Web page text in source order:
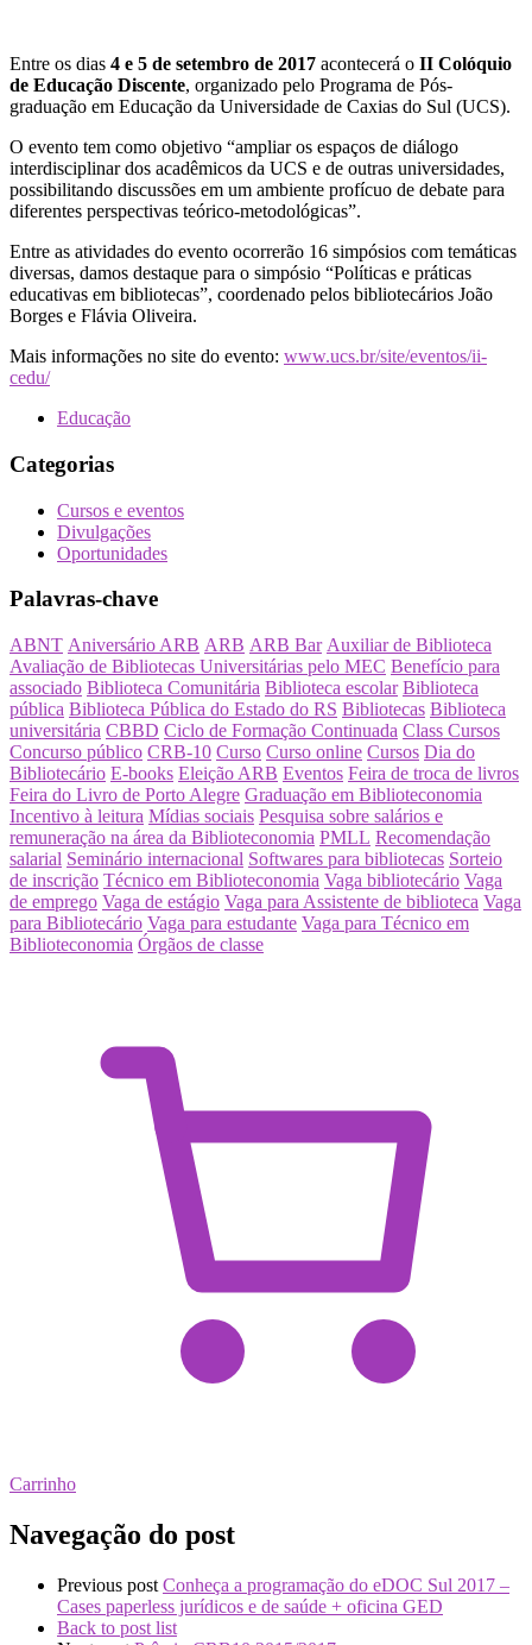
Entre os dias 4 e 5 de setembro de 2017 acontecerá o II Colóquio
de Educação Discente, organizado pelo Programa de Pós-
graduação em Educação da Universidade de Caxias do Sul (UCS).
O evento tem como objetivo “ampliar os espaços de diálogo
interdisciplinar dos acadêmicos da UCS e de outras universidades,
possibilitando discussões em um ambiente profícuo de debate para
diferentes perspectivas teórico-metodológicas”.
Entre as atividades do evento ocorrerão 16 simpósios com temáticas
diversas, damos destaque para o simpósio “Políticas e práticas
educativas em bibliotecas”, coordenado pelos bibliotecários João
Borges e Flávia Oliveira.
Mais informações no site do evento: www.ucs.br/site/eventos/ii-
cedu/
Educação
Categorias
Cursos e eventos
Divulgações
Oportunidades
Palavras-chave
ABNT Aniversário ARB ARB ARB Bar Auxiliar de Biblioteca
Avaliação de Bibliotecas Universitárias pelo MEC Benefício para
associado Biblioteca Comunitária Biblioteca escolar Biblioteca
pública Biblioteca Pública do Estado do RS Bibliotecas Biblioteca
universitária CBBD Ciclo de Formação Continuada Class Cursos
Concurso público CRB-10 Curso Curso online Cursos Dia do
Bibliotecário E-books Eleição ARB Eventos Feira de troca de livros
Feira do Livro de Porto Alegre Graduação em Biblioteconomia
Incentivo à leitura Mídias sociais Pesquisa sobre salários e
remuneração na área da Biblioteconomia PMLL Recomendação
salarial Seminário internacional Softwares para bibliotecas Sorteio
de inscrição Técnico em Biblioteconomia Vaga bibliotecário Vaga
de emprego Vaga de estágio Vaga para Assistente de biblioteca Vaga
para Bibliotecário Vaga para estudante Vaga para Técnico em
Biblioteconomia Órgãos de classe
Carrinho
Navegação do post
Previous post Conheça a programação do eDOC Sul 2017 –
Cases paperless jurídicos e de saúde + oficina GED
Back to post list